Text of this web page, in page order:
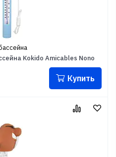
Kokido Amicables Nono
Купить